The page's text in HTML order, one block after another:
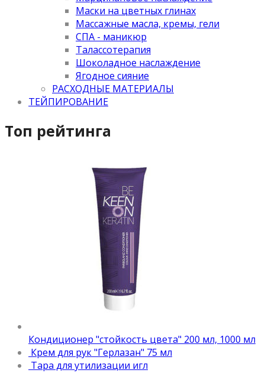
Маски на цветных глинах
Массажные масла, кремы, гели
СПА - маникюр
Талассотерапия
Шоколадное наслаждение
Ягодное сияние
РАСХОДНЫЕ МАТЕРИАЛЫ
ТЕЙПИРОВАНИЕ
Топ рейтинга
Кондиционер "стойкость цвета" 200 мл, 1000 мл
Крем для рук "Герлазан" 75 мл
Тара для утилизации игл